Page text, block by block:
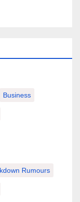
Business
Rumours